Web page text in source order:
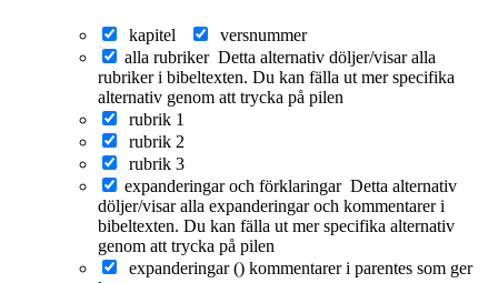
kapitel
versnummer
alla rubriker Detta alternativ döljer/visar alla
rubriker i bibeltexten. Du kan fälla ut mer specifika
alternativ genom att trycka på pilen
rubrik 1
rubrik 2
rubrik 3
expanderingar och förklaringar Detta alternativ
döljer/visar alla expanderingar och kommentarer i
bibeltexten. Du kan fälla ut mer specifika alternativ
genom att trycka på pilen
expanderingar () kommentarer i parentes som ger